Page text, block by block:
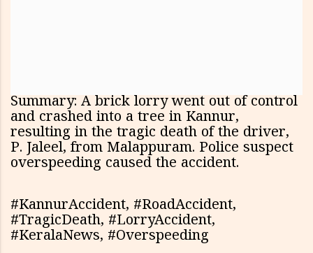
Summary: A brick lorry went out of control
and crashed into a tree in Kannur,
resulting in the tragic death of the driver,
P. Jaleel, from Malappuram. Police suspect
overspeeding caused the accident.
#KannurAccident, #RoadAccident,
#TragicDeath, #LorryAccident,
#KeralaNews, #Overspeeding